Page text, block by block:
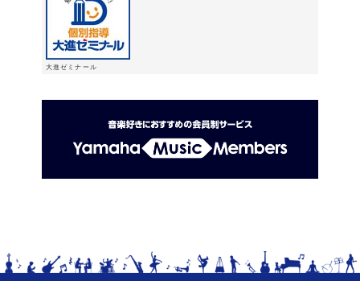
大進ゼミナール